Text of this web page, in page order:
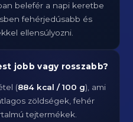
belefér a napi keretbe
fehérjedúsabb és
ellensúlyozni.
jobb vagy rosszabb?
(884 kcal / 100 g), ami
zöldségek, fehér
tejtermékek.